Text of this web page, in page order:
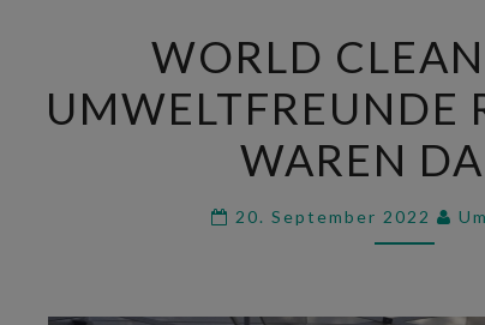
DAY.
WAREN
DABEI.
WORLD
UMWELTFREUNDE
WAREN
20. September 2022